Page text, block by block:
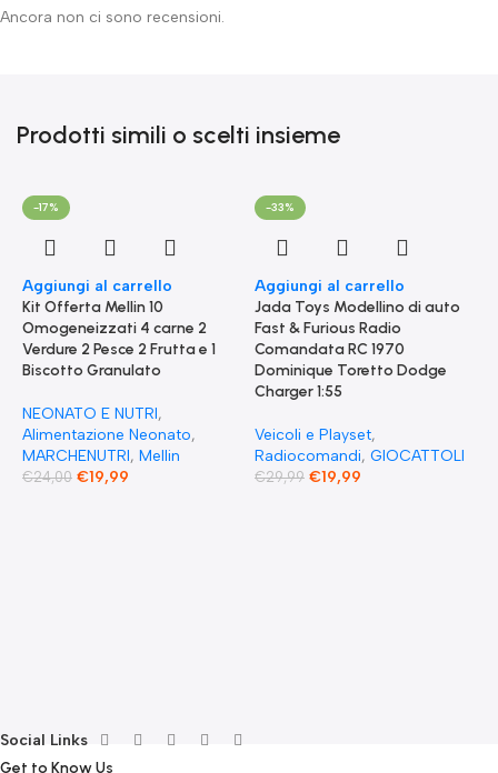
Ancora non ci sono recensioni.
Prodotti simili o scelti insieme
-17%
Aggiungi al carrello
Kit Offerta Mellin 10
Omogeneizzati 4 carne 2
Verdure 2 Pesce 2 Frutta e 1
Biscotto Granulato
NEONATO E NUTRI,
Alimentazione Neonato,
MARCHENUTRI, Mellin
€24,00 €19,99
-33%
Aggiungi al carrello
Jada Toys Modellino di auto
Fast & Furious Radio
Comandata RC 1970
Dominique Toretto Dodge
Charger 1:55
Veicoli e Playset,
Radiocomandi, GIOCATTOLI
€29,99 €19,99
Social Links
Get to Know Us